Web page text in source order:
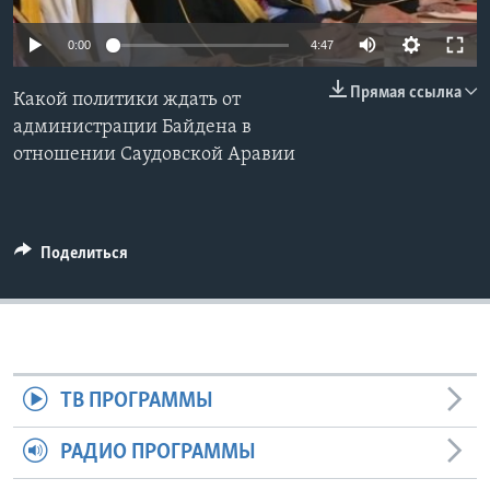
Learning English
СОЦИАЛЬНЫЕ СЕТИ
0:00 4:47
Прямая ссылка
Какой политики ждать от
администрации Байдена в
отношении Саудовской Аравии
Поделиться
ТВ ПРОГРАММЫ
РАДИО ПРОГРАММЫ